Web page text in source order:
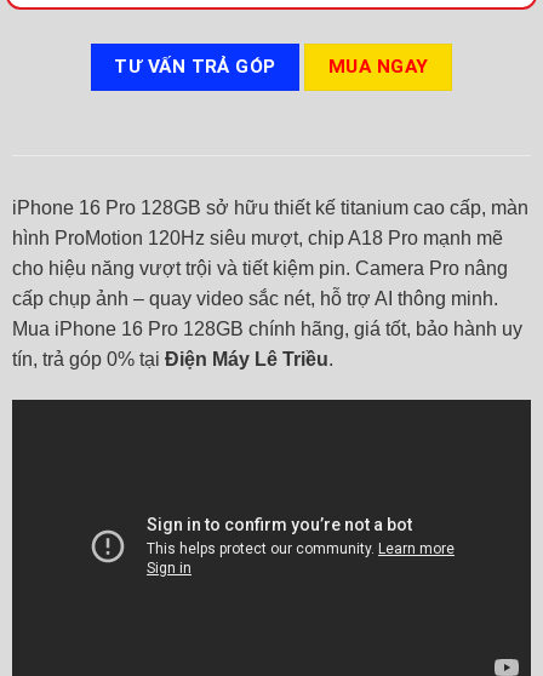
TƯ VẤN TRẢ GÓP MUA NGAY
iPhone 16 Pro 128GB sở hữu thiết kế titanium cao cấp, màn
hình ProMotion 120Hz siêu mượt, chip A18 Pro mạnh mẽ
cho hiệu năng vượt trội và tiết kiệm pin. Camera Pro nâng
cấp chụp ảnh – quay video sắc nét, hỗ trợ AI thông minh.
Mua iPhone 16 Pro 128GB chính hãng, giá tốt, bảo hành uy
tín, trả góp 0% tại Điện Máy Lê Triều.